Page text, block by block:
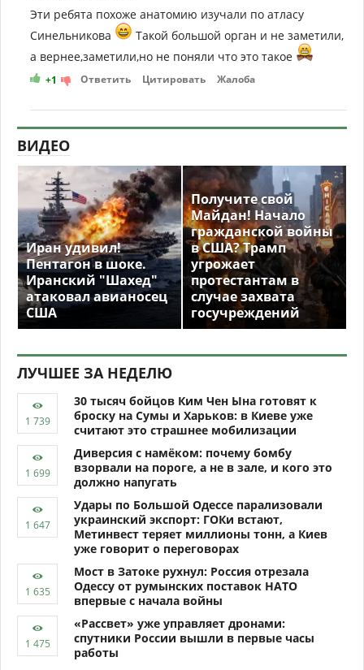
Эти ребята похоже анатомию изучали по атласу
Синельникова
Такой большой орган и не заметили,
а вернее,заметили,но не поняли что это такое
+1 Ответить Цитировать Жалоба
ВИДЕО
Иран удивил!
Пентагон в шоке.
Иранский "Шахед"
атаковал авианосец
США
Получите свой
Майдан! Начало
гражданской войны
в США? Трамп
угрожает
протестантам в
случае захвата
госучреждений
ЛУЧШЕЕ ЗА НЕДЕЛЮ
30 тысяч бойцов Ким Чен Ына готовят к
броску на Сумы и Харьков: в Киеве уже
считают это страшнее мобилизации
Диверсия с намёком: почему бомбу
взорвали на пороге, а не в зале, и кого это
должно напугать
Удары по Большой Одессе парализовали
украинский экспорт: ГОКи встают,
Метинвест теряет миллионы тонн, а Киев
уже говорит о переговорах
Мост в Затоке рухнул: Россия отрезала
Одессу от румынских поставок НАТО
впервые с начала войны
«Рассвет» уже управляет дронами:
спутники России вышли в первые часы
работы